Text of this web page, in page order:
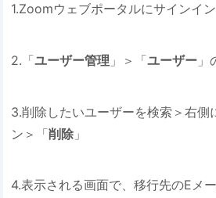
1.Zoomウェブポータルにサインイン
2.「ユーザー管理 」＞「ユーザー 」
3.削除したいユーザーを検索＞右側
ン＞「削除 」
4.表示される画面で、移行先のEメ